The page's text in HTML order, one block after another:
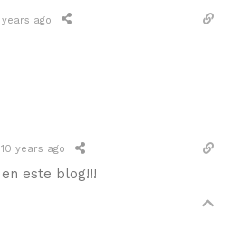
years ago
10 years ago
este blog!!!